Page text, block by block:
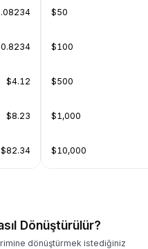
$4.12
$8.23
$82.34
$50
$100
$500
$1,000
$10,000
Dönüştürülür?
dönüştürmek istediğiniz